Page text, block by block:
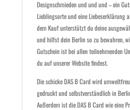
Designschmieden und und und – ein
Lieblingsorte und eine Liebeserklärung
dem Kauf unterstützt du deine
und hilfst dein Berlin so zu bewahren,
Gutschein ist bei allen teilnehmenden
du auf unserer Website findest.
Die schicke DAS B Card wird
gedruckt und selbstverständlich in
Außerdem ist die DAS B Card wie eine